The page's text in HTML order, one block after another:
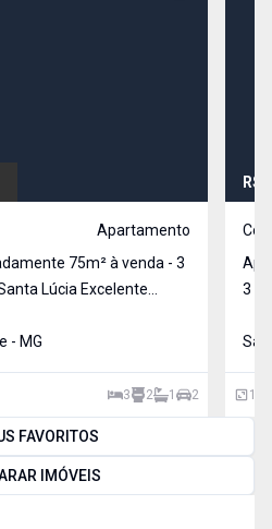
Apartamento
75m² à venda - 3
Excelente
distribuição dos
- MG
3 2 1 2
R$
3
179
FAVORITOS
IMÓVEIS